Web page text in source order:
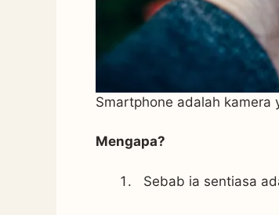
Smartphone adalah kamera
Mengapa?
Sebab ia sentiasa